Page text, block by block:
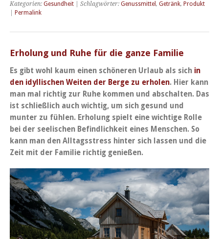
Kategorien: Gesundheit | Schlagwörter: Genussmittel , Getränk, Produkt
Permalink
Erholung und Ruhe für die ganze Familie
Es gibt wohl kaum einen schöneren Urlaub als sich in
den idyllischen Weiten der Berge zu erholen. Hier kann
man mal richtig zur Ruhe kommen und abschalten. Das
ist schließlich auch wichtig, um sich gesund und
munter zu fühlen. Erholung spielt eine wichtige Rolle
bei der seelischen Befindlichkeit eines Menschen. So
kann man den Alltagsstress hinter sich lassen und die
Zeit mit der Familie richtig genießen.